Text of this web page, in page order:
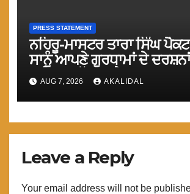
PRESS STATEMENT
ਨਹਿਰੂ-ਮਾਸਟਰ ਤਾਰਾ ਸਿੰਘ
ਸਾਨੂੰ ਆਪਣੇ ਗੁਰਧਾਮਾਂ ਦੇ
ਤੁਰੰਤ ਸਰਹੱਦਾਂ ਅਤੇ ਕਰਤਾਰਪੁਰ
ਲਾਂਘਾ ਖੋਲਿਆ ਜਾਵੇ : ਮਾਨ
AUG 7, 2026 AKALIDAL
Leave a Reply
Your email address will not be